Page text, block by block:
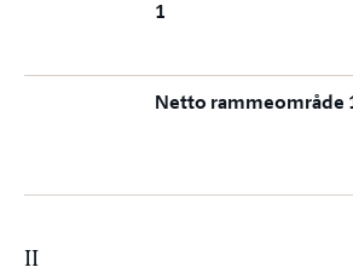
1
Netto rammeområde
II